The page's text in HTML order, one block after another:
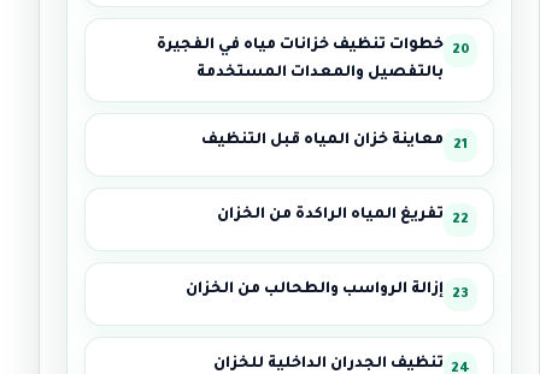
خطوات تنظيف خزانات مياه في الفجيرة
بالتفصيل والمعدات المستخدمة
معاينة خزان المياه قبل التنظيف
تفريغ المياه الراكدة من الخزان
إزالة الرواسب والطحالب من الخزان
تنظيف الجدران الداخلية للخزان